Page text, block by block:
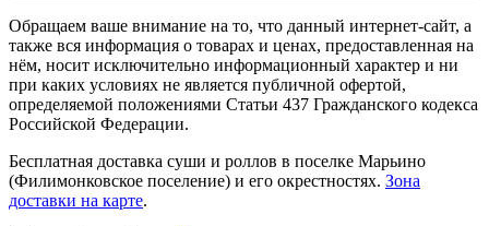
Swippie
13. февраль, 2022.
Прекраснейшие сеты роллов, готовят быстро и вкусно а
wok это просто божественно!!! РЕКОМЕНДУЮ!!!
Прочитайте больше
Обращаем ваше внимание на то, что данный интернет-сайт, а
также вся информация о товарах и ценах, предоставленная на
нём, носит исключительно информационный характер и ни
при каких условиях не является публичной офертой,
определяемой положениями Статьи 437 Гражданского кодекса
Российской Федерации.
Бесплатная доставка суши и роллов в поселке Марьино
(Филимонковское поселение) и его окрестностях. Зона
доставки на карте.